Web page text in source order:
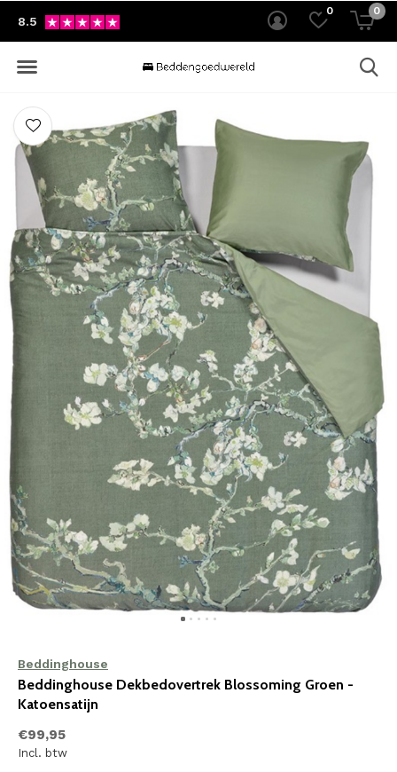
0 0
8.5
Beddinghouse
Beddinghouse Dekbedovertrek Blossoming Groen -
Katoensatijn
€99,95
Incl. btw